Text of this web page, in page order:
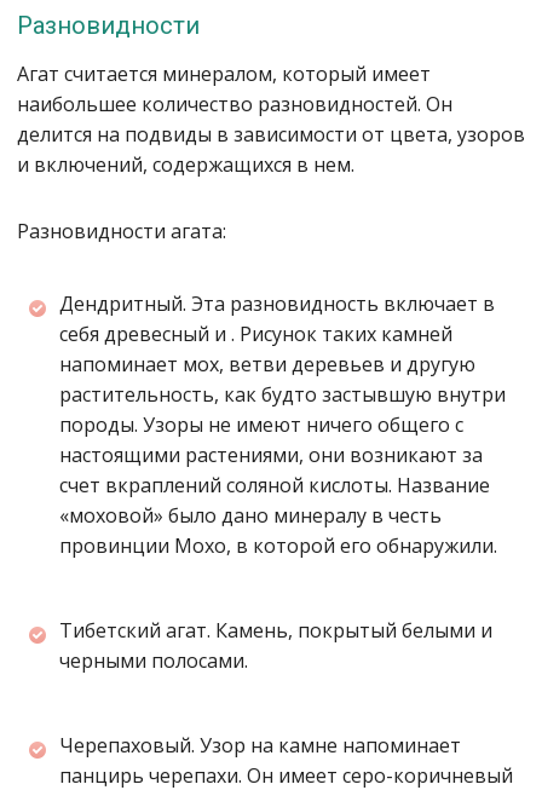
Разновидности
Агат считается минералом, который имеет
наибольшее количество разновидностей. Он
делится на подвиды в зависимости от цвета, узоров
и включений, содержащихся в нем.
Разновидности агата:
Дендритный. Эта разновидность включает в
себя древесный и . Рисунок таких камней
напоминает мох, ветви деревьев и другую
растительность, как будто застывшую внутри
породы. Узоры не имеют ничего общего с
настоящими растениями, они возникают за
счет вкраплений соляной кислоты. Название
«моховой» было дано минералу в честь
провинции Мохо, в которой его обнаружили.
Тибетский агат. Камень, покрытый белыми и
черными полосами.
Черепаховый. Узор на камне напоминает
панцирь черепахи. Он имеет серо-коричневый